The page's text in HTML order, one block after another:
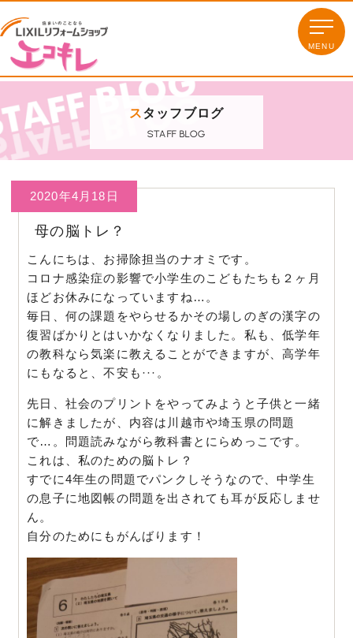
スタッフブログ
STAFF BLOG
2020年4月18日
母の脳トレ？
こんにちは、お掃除担当のナオミです。
コロナ感染症の影響で小学生のこどもたちも２ヶ月
ほどお休みにな っていますね…。
毎日、何の課題をやらせるかその場しのぎの漢字の
復習ばかりとは いかなくなりました。私も、低学年
の教科なら気楽に教えることができますが、高学年
にもなると、不安も···。
先日、社会のプリントをやってみようと子供と一緒
に解きましたが 、内容は川越市や埼玉県の問題
で…。問題読みながら教科書とにらめっこです。
これは、私のための脳トレ？
すでに4年生の問題でパンクしそうなので、中学生
の息子に地図帳の問題を出されても耳が反応しませ
ん。
自分のためにもがんばります！